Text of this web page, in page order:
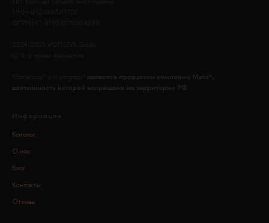
ОГРНИП 31903270004289
2024-2026 VOITOVA Studio
*Facebook* и Instagram* являются продуктом компании Meta*,
деятельность которой запрещена на территории РФ
Информация
Каталог
О нас
Блог
Контакты
Отзывы